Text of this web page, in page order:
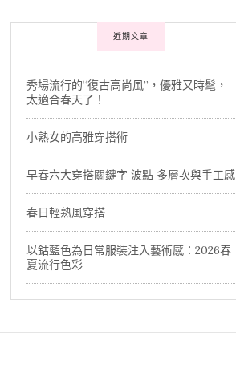
近期文章
秀場流行的“復古高尚風”，優雅又時髦，
太適合春天了！
小熟女的高雅穿搭術
早春六大穿搭關鍵字 波點 多層次與手工感
春日輕熟風穿搭
以鈷藍色為日常服裝注入藝術感：2026春
夏流行色彩